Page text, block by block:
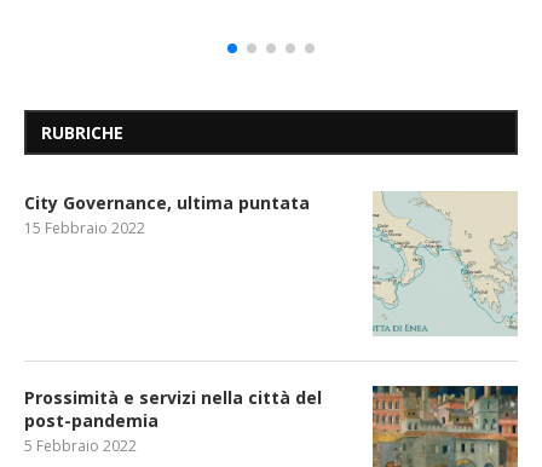
RUBRICHE
City Governance, ultima puntata
15 Febbraio 2022
Prossimità e servizi nella città del
post-pandemia
5 Febbraio 2022